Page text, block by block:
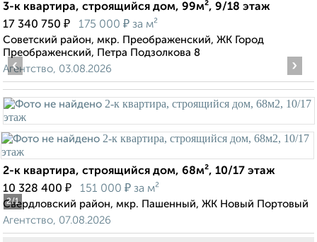
3-к квартира, строящийся дом, 99м², 9/18 этаж
17 340 750 ₽ 175 000 ₽ за м²
Советский район, мкр. Преображенский, ЖК Город
Преображенский, Петра Подзолкова 8
Агентство, 03.08.2026
2/1
‹ ›
2-к квартира, строящийся дом, 68м², 10/17 этаж
10 328 400 ₽ 151 000 ₽ за м²
Свердловский район, мкр. Пашенный, ЖК Новый Портовый
Агентство, 07.08.2026